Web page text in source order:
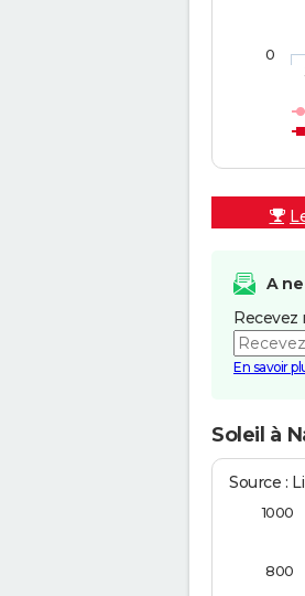
0
A
En savoir
Soleil à
Source :
800
1000